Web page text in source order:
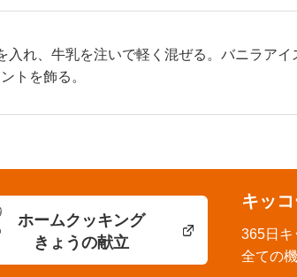
入れ、牛乳を注いで軽く混ぜる。バニラア
トを飾る。
ホームクッキング
きょうの献立
キッ
365日キ
全ての